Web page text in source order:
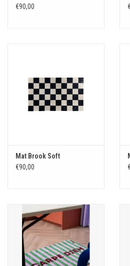
€90,00
Mat Brook Soft
€90,00